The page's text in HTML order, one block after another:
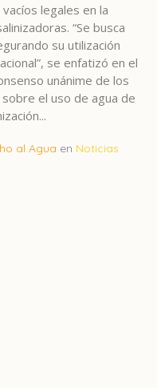
legales en la
“Se busca
su utilización
se enfatizó en el
unánime de los
el uso de agua de
al Agua en Noticias